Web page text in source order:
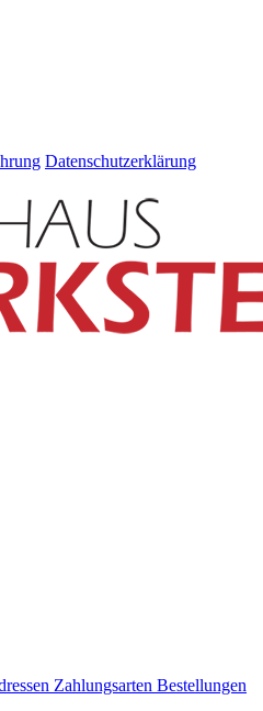
Datenschutzerklärung
Zahlungsarten Bestellungen